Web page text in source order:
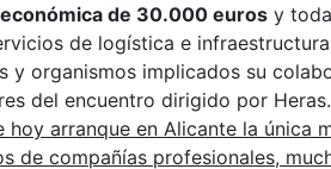
de 30.000 euros y
de logística e
y organismos implicados su
del encuentro dirigido por
hoy arranque en Alicante la única
de compañías profesionales,